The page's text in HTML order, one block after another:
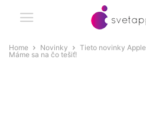
Home Novinky
Tieto novinky
Máme sa na čo tešiť!